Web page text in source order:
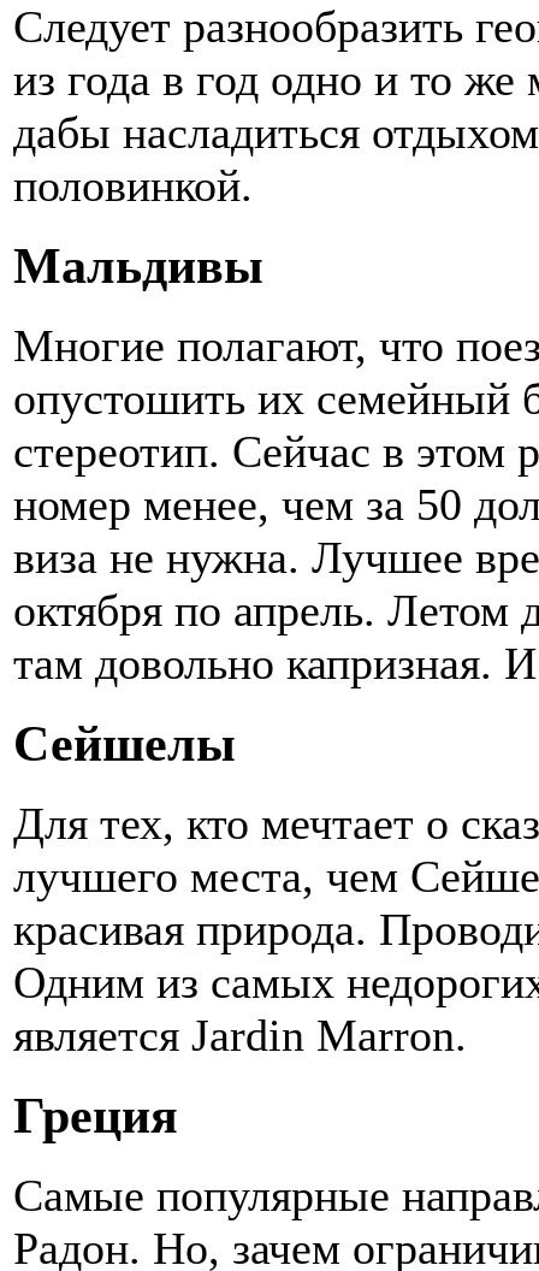
Следует разнообразить
из года в год одно и то
дабы насладиться
половинкой.
Мальдивы
Многие полагают, что
опустошить их семейный
стереотип. Сейчас в этом
номер менее, чем за 50
виза не нужна. Лучшее
октября по апрель. Летом
там довольно капризная.
Сейшелы
Для тех, кто мечтает о
лучшего места, чем
красивая природа.
Одним из самых
является Jardin Marron.
Греция
Самые популярные
Радон. Но, зачем